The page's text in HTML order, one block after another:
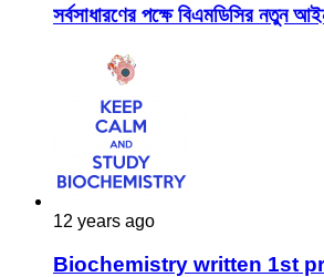
সর্বসাধারণের পক্ষে বিএমডিসির নতুন
12 years ago
Biochemistry written 1st